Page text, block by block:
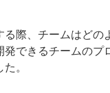
る際、チームはどの
発できるチームのプ
。